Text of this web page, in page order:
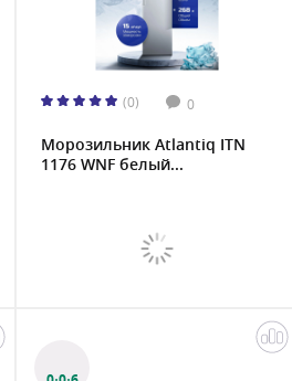
(0) 0
Морозильник Atlantiq ITN
1176 WNF белый...